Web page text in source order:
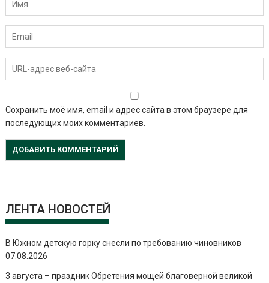
Сохранить моё имя, email и адрес сайта в этом браузере для
последующих моих комментариев.
ЛЕНТА НОВОСТЕЙ
В Южном детскую горку снесли по требованию чиновников
07.08.2026
3 августа – праздник Обретения мощей благоверной великой